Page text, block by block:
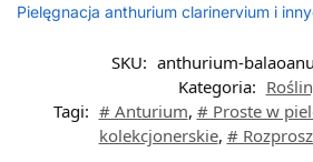
Pielęgnacja anthurium clarinervium i
SKU: anthurium-
Kategoria:
Tagi: # Anturium, # Proste w
kolekcjonerskie, #